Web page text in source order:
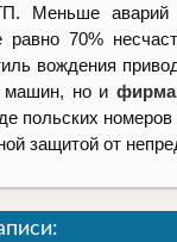
Меньше аварий
70%
вождения
машин, но и
польских
защитой от